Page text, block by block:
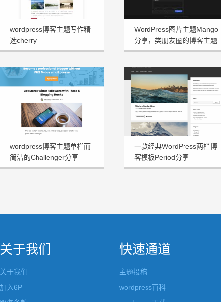
wordpress博客主题写作精
选cherry
WordPress图片主题Mango
分享，类朋友圈的博客主题
wordpress博客主题单栏而
简洁的Challenger分享
一款经典WordPress两栏博
客模板Period分享
关于我们
关于我们
加入6P
快速通道
主题投稿
wordpress百科